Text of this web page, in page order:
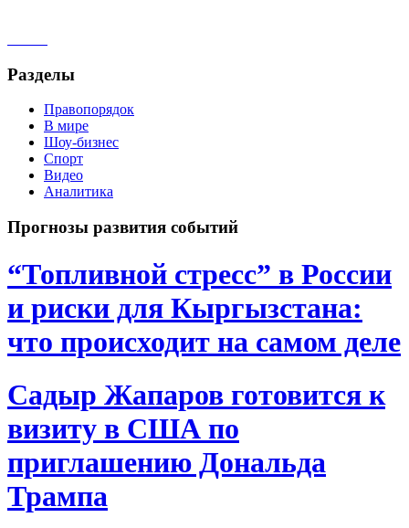
Разделы
Правопорядок
В мире
Шоу-бизнес
Спорт
Видео
Аналитика
Прогнозы развития событий
“Топливной стресс” в России
и риски для Кыргызстана:
что происходит на самом деле
Садыр Жапаров готовится к
визиту в США по
приглашению Дональда
Трампа